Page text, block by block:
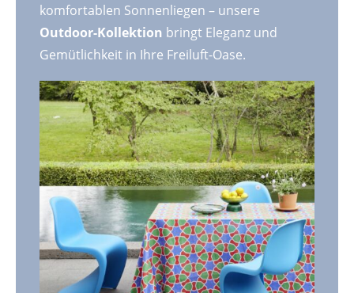
komfortablen Sonnenliegen – unsere
Outdoor-Kollektion bringt Eleganz und
Gemütlichkeit in Ihre Freiluft-Oase.